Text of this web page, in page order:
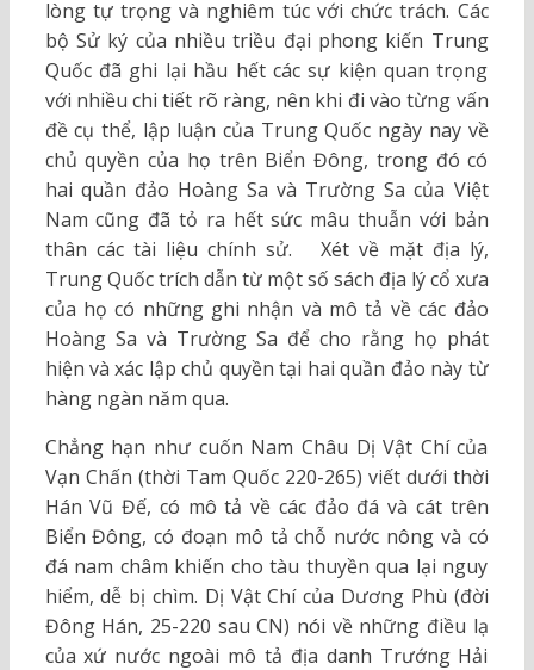
lòng tự trọng và nghiêm túc với chức trách. Các
bộ Sử ký của nhiều triều đại phong kiến Trung
Quốc đã ghi lại hầu hết các sự kiện quan trọng
với nhiều chi tiết rõ ràng, nên khi đi vào từng vấn
đề cụ thể, lập luận của Trung Quốc ngày nay về
chủ quyền của họ trên Biển Đông, trong đó có
hai quần đảo Hoàng Sa và Trường Sa của Việt
Nam cũng đã tỏ ra hết sức mâu thuẫn với bản
thân các tài liệu chính sử. Xét về mặt địa lý,
Trung Quốc trích dẫn từ một số sách địa lý cổ xưa
của họ có những ghi nhận và mô tả về các đảo
Hoàng Sa và Trường Sa để cho rằng họ phát
hiện và xác lập chủ quyền tại hai quần đảo này từ
hàng ngàn năm qua.
Chẳng hạn như cuốn Nam Châu Dị Vật Chí của
Vạn Chấn (thời Tam Quốc 220-265) viết dưới thời
Hán Vũ Đế, có mô tả về các đảo đá và cát trên
Biển Đông, có đoạn mô tả chỗ nước nông và có
đá nam châm khiến cho tàu thuyền qua lại nguy
hiểm, dễ bị chìm. Dị Vật Chí của Dương Phù (đời
Đông Hán, 25-220 sau CN) nói về những điều lạ
của xứ nước ngoài mô tả địa danh Trướng Hải